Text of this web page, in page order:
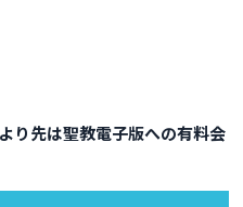
り先は聖教電子版への有料会